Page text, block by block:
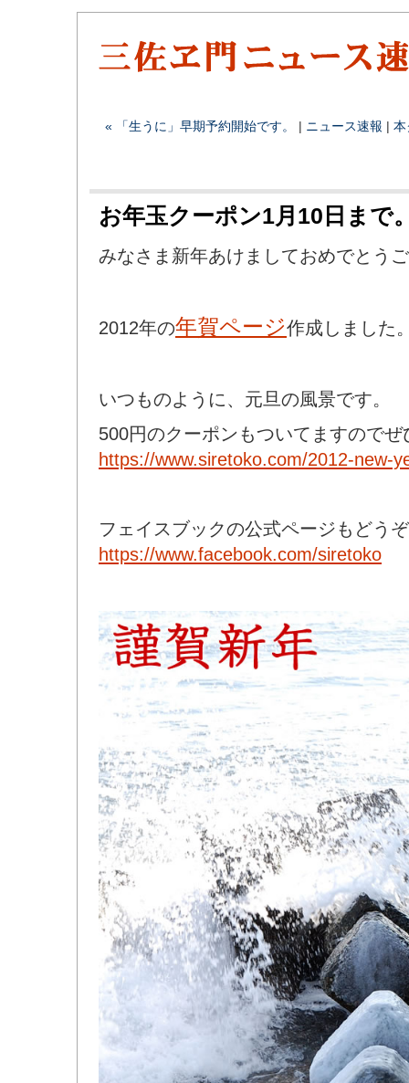
« 「生うに」早期予約開始です。 | ニュース速報 | 本
お年玉クーポン1月10日まで
みなさま新年あけましておめでとう
2012年の年賀ページ作成しました
いつものように、元旦の風景です。
500円のクーポンもついてますので
https://www.siretoko.com/2012-new-
フェイスブックの公式ページもどう
https://www.facebook.com/siretoko